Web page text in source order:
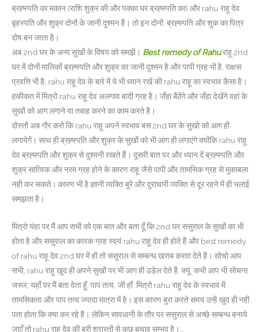
ब्रह्स्पति का मकान (राशि शुक्र की और पक्का घर ब्रह्स्पति का) और rahu राहू देव
बृहस्पति और शुक्र दोनों के जानी दुश्मन हैं। तो इन दोनों, ब्रह्स्पति और शुक का पित्र
दोष बन जाता है।
अब 2nd घर के अन्य सुखों के विषय को समझें। Best remedy of Rahuराहू 2nd
घर में दोनों मालिकों ब्रह्स्पति और शुक्र का जानी दुश्मन है और पापी ग्रह भी है, राक्षस
प्रवत्ति भी है, rahu राहू देव के बारे में ये भी ध्यान रखें की rahu राहू का स्वभाव कैसा है।
हकीकत में मित्रो rahu राहू देव अलगाव बादी ग्रह है। जँहा बैठेंगे और जँहा देखेंगे वहां के
सुखों को आग लगाने या तबाह करने का काम करते है।
दोस्तों अब गौर करो कि rahu राहू अपने स्वभाव बस 2nd घर के सुखो को आग ही
लगायेगें। साथ ही ब्रह्स्पति और शुक्र के सुखों को भी आग ही लगाएंगे क्योंकि rahu राहू
देव ब्रह्स्पति और शुक्र से दुश्मनी रखते हैं। दूसरी बात पर और ध्यान दें ब्रह्स्पति और
शुक्र सात्विक और नरम ग्रह होने के कारण राहू जैसे पापी और तामसिक ग्रह से मुकाबला
नही कर सकते। कारण भी है ज्ञानी व्यक्ति बुरे और दुराचारी व्यक्ति से दूर रहने में ही भलाई
समझता है।
मित्रो यंहा पर मैं आप सभी को एक बात और बता दूँ कि 2nd घर ससुराल के सुखों का भी
होता है और ससुराल का कारक ग्रह स्वयं rahu राहू देव ही होते हैं और best remedy
of rahu राहू देव 2nd घर में हों तो ससुराल से सम्बन्ध खराब करवा देते हैं। सोचो आप
सभी, rahu राहू खुद ही अपने सुखों पर भी आग ही उड़ेल देते हैं, क्यूं, कभी आप भी सोचना
जरूर, यहाँ पर मैं बता देता हूँ, पाप तत्व, जी हाँ, मित्रो rahu राहू देव के स्वभाव में
तामसिकता और पाप तत्व ज्यादा मात्रा में है। इस कारण बुरा करते समय उन्हें खुद ही नही
पता होता कि क्या कर रहे हैं। लेकिन सावधानी के तौर पर ससुराल से अच्छे सम्बन्ध बनाये
जाएँ तो rahu राहू देव की बुरी शरारतों से कुछ बचाव सम्भव है।…